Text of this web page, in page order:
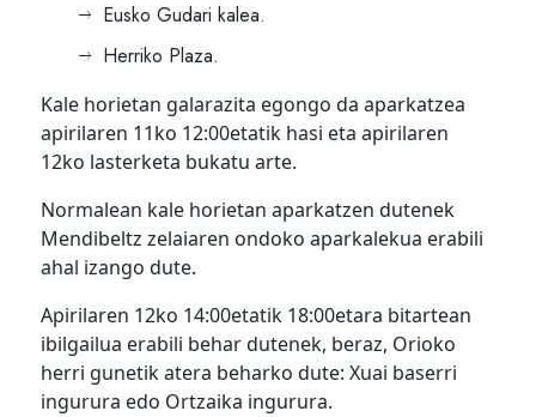
Eusko Gudari kalea.
Herriko Plaza.
Kale horietan galarazita egongo da aparkatzea
apirilaren 11ko 12:00etatik hasi eta apirilaren
12ko lasterketa bukatu arte.
Normalean kale horietan aparkatzen dutenek
Mendibeltz zelaiaren ondoko aparkalekua erabili
ahal izango dute.
Apirilaren 12ko 14:00etatik 18:00etara bitartean
ibilgailua erabili behar dutenek, beraz, Orioko
herri gunetik atera beharko dute: Xuai baserri
ingurura edo Ortzaika ingurura.